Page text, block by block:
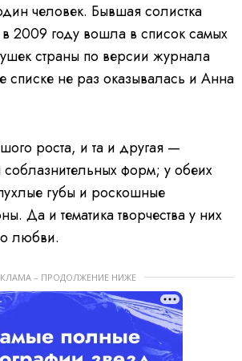
человек. Бывшая солистка
в 2009 году вошла в список самых
страны по версии журнала
списке не раз оказывалась и Анна
роста, и та и другая —
форм; у обеих
губы и роскошные
Да и тематика творчества у них
любви.
– ПРОДОЛЖЕНИЕ НИЖЕ